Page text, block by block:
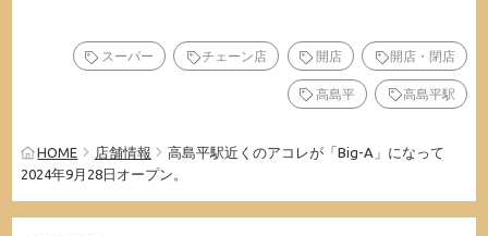
スーパー チェーン店 開店 開店・閉店
高島平 高島平駅
HOME 店舗情報
高島平駅近くのアコレが「Big-A」になって
2024年9月28日オープン。